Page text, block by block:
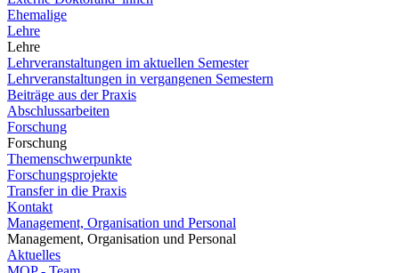
Ehemalige
Lehre
Lehre
Lehrveranstaltungen im aktuellen Semester
Lehrveranstaltungen in vergangenen Semestern
Beiträge aus der Praxis
Abschlussarbeiten
Forschung
Forschung
Themenschwerpunkte
Forschungsprojekte
Transfer in die Praxis
Kontakt
Management, Organisation und Personal
Management, Organisation und Personal
Aktuelles